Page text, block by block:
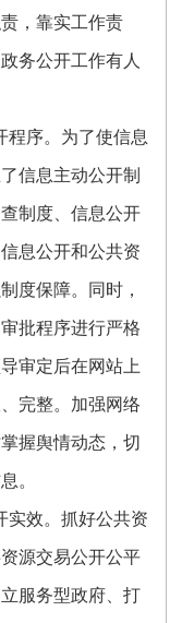
，靠实工作责
务公开工作有人
程序。为了使信息
信息主动公开制
制度、信息公开
息公开和公共资
度保障。同时，
批程序进行严格
审定后在网站上
完整。加强网络
握舆情动态，切
。
实效。抓好公共资
源交易公开公平
服务型政府、打